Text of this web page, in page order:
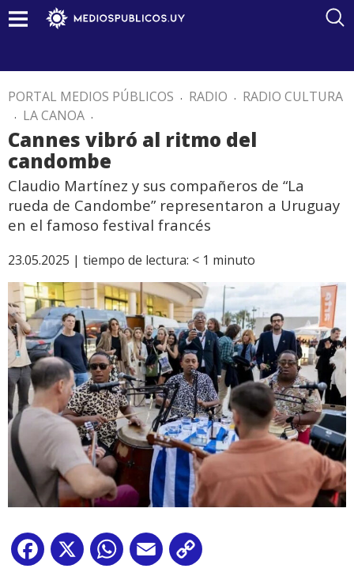
PORTAL MEDIOS PÚBLICOS . RADIO . RADIO CULTURA
. LA CANOA .
Cannes vibró al ritmo del
candombe
Claudio Martínez y sus compañeros de “La
rueda de Candombe” representaron a Uruguay
en el famoso festival francés
23.05.2025 | tiempo de lectura: < 1 minuto
Facebook
X WhatsApp
Email